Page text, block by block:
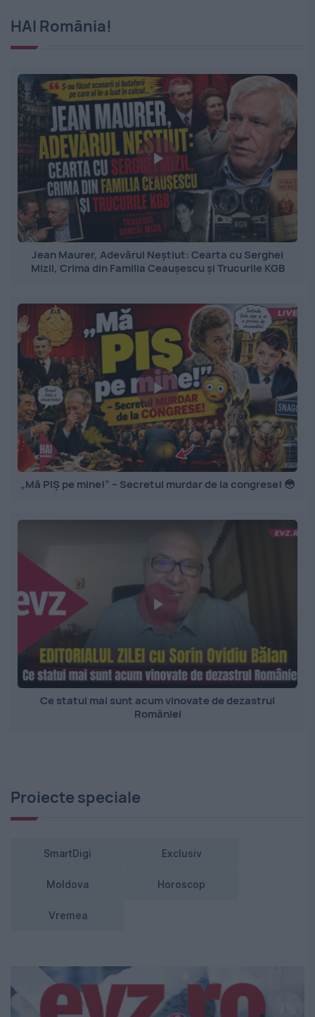
HAI România!
Jean Maurer, Adevărul Neștiut: Cearta cu Serghei
Mizil, Crima din Familia Ceaușescu și Trucurile KGB
„Mă PIȘ pe mine!” – Secretul murdar de la congrese! 😳
Ce statui mai sunt acum vinovate de dezastrul
României
Proiecte speciale
SmartDigi Exclusiv
Moldova Horoscop
Vremea